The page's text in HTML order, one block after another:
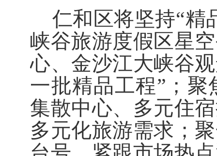
仁和区将坚持“精
峡谷旅游度假区星
心、金沙江大峡谷
一批精品工程” ； 聚
集散中心、多元住
多元化旅游需求 ；